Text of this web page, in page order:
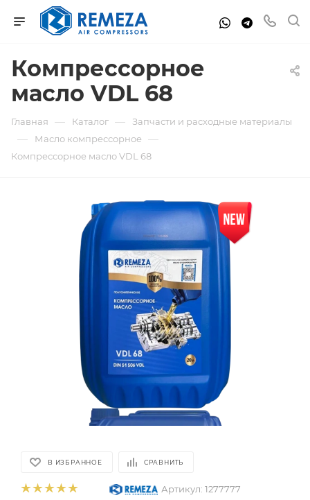
Компрессорное
масло VDL 68
Главная — Каталог — Запчасти и расходные материалы
— Масло компрессорное —
Компрессорное масло VDL 68
В ИЗБРАННОЕ СРАВНИТЬ
Артикул: 1277777